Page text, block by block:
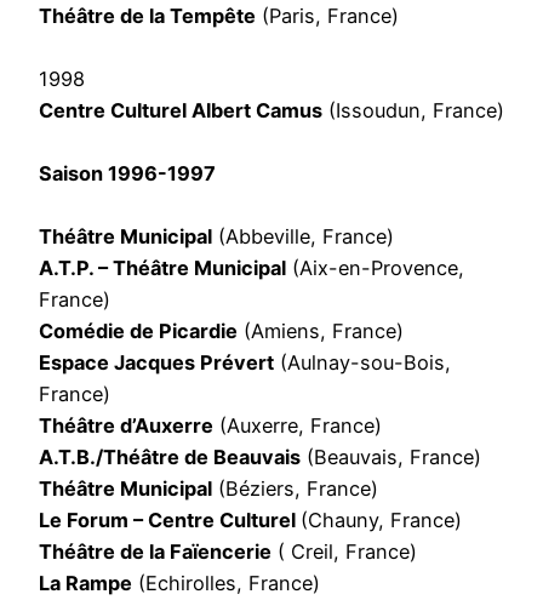
Théâtre de la Tempête (Paris, France)
1998
Centre Culturel Albert Camus (Issoudun, France)
Saison 1996-1997
Théâtre Municipal (Abbeville, France)
A.T.P. – Théâtre Municipal (Aix-en-Provence,
France)
Comédie de Picardie (Amiens, France)
Espace Jacques Prévert (Aulnay-sou-Bois,
France)
Théâtre d’Auxerre (Auxerre, France)
A.T.B./Théâtre de Beauvais (Beauvais, France)
Théâtre Municipal (Béziers, France)
Le Forum – Centre Culturel (Chauny, France)
Théâtre de la Faïencerie ( Creil, France)
La Rampe (Echirolles, France)